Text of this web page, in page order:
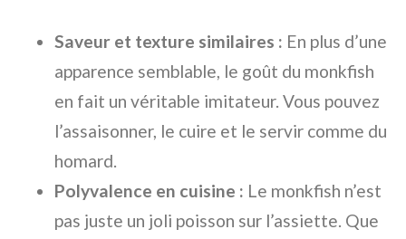
Saveur et texture similaires : En plus d’une
apparence semblable, le goût du monkfish
en fait un véritable imitateur. Vous pouvez
l’assaisonner, le cuire et le servir comme du
homard.
Polyvalence en cuisine : Le monkfish n’est
pas juste un joli poisson sur l’assiette. Que